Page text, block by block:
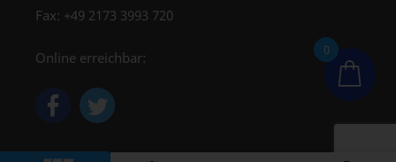
Fax: +49 2173 3993 720
Online erreichbar: 0